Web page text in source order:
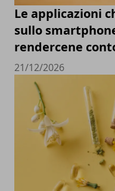
Le applicazioni
sullo
rendercene
21/12/2026